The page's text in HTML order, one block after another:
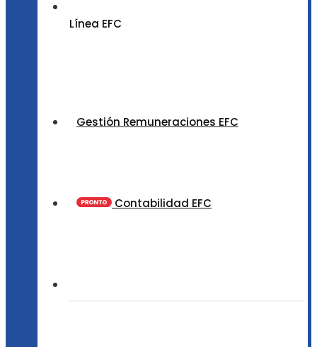
Línea EFC
Gestión Remuneraciones EFC
Contabilidad EFC